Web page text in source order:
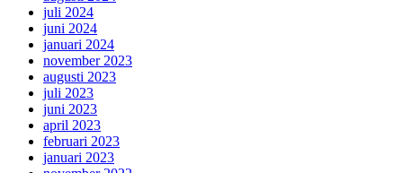
juli 2024
juni 2024
januari 2024
november 2023
augusti 2023
juli 2023
juni 2023
april 2023
februari 2023
januari 2023